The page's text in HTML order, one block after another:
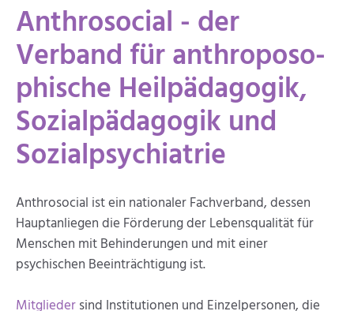
Anthrosocial ­- ­der
Verband für anthroposo­
phische Heilpädagogik,
Sozialpädagog­ik und
Sozialpsychia­trie
Anthrosocial ist ein nationaler Fachverband, dessen
Hauptanliegen die Förderung der Lebensqualität für
Menschen mit Behinderungen und mit einer
psychischen Beeinträchtigung ist.
Mitgliedersind Institutionen und Einzelpersonen, die